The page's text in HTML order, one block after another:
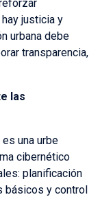
justicia y
urbana debe
transparencia,
las
una urbe
cibernético
planificación
básicos y control